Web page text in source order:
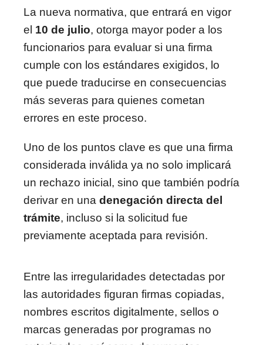
La nueva normativa, que entrará en vigor
el 10 de julio, otorga mayor poder a los
funcionarios para evaluar si una firma
cumple con los estándares exigidos, lo
que puede traducirse en consecuencias
más severas para quienes cometan
errores en este proceso.
Uno de los puntos clave es que una firma
considerada inválida ya no solo implicará
un rechazo inicial, sino que también podría
derivar en una denegación directa del
trámite, incluso si la solicitud fue
previamente aceptada para revisión.
Entre las irregularidades detectadas por
las autoridades figuran firmas copiadas,
nombres escritos digitalmente, sellos o
marcas generadas por programas no